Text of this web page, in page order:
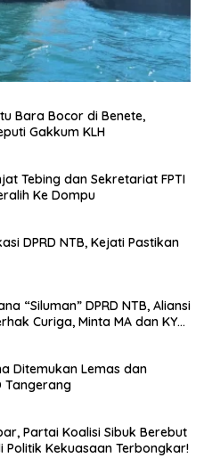
Bara Bocor di Benete,
Gakkum KLH
Tebing dan Sekretariat FPTI
Ke Dompu
DPRD NTB, Kejati Pastikan
“Siluman” DPRD NTB, Aliansi
Curiga, Minta MA dan KY
Ditemukan Lemas dan
Tangerang
Partai Koalisi Sibuk Berebut
Politik Kekuasaan Terbongkar!